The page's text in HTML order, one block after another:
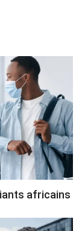
africains